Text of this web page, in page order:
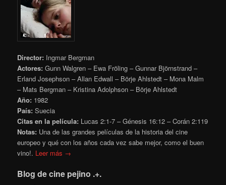
Director: Ingmar Bergman
Actores: Gunn Walgren – Ewa Fröling – Gunnar Björnstrand –
Erland Josephson – Allan Edwall – Börje Ahlstedt – Mona Malm
– Mats Bergman – Kristina Adolphson – Börje Ahlstedt
Año: 1982
País: Suecia
Citas en la película: Lucas 2:1-7 – Génesis 16:12 – Corán 2:119
Notas: Una de las grandes películas de la historia del cine
europeo y qué con los años cada vez sabe mejor, como el buen
vino!. Leer más →
Blog de cine pejino .+.